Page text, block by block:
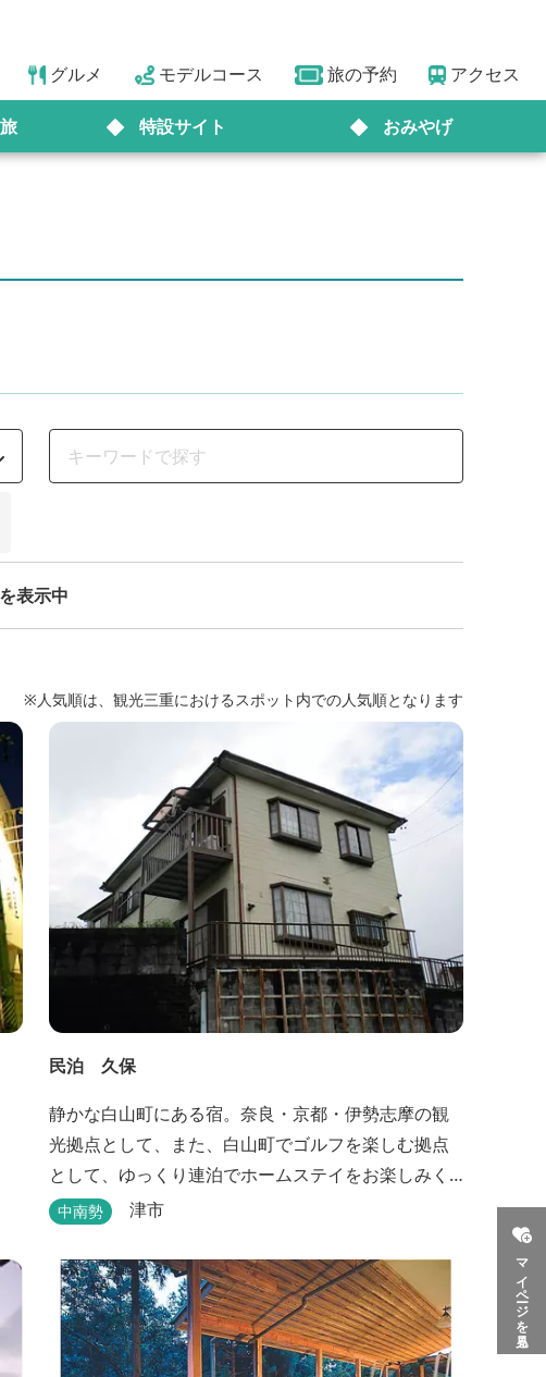
グルメ モデルコース 旅の予約 アクセス
特設サイト おみやげ
マイページを見る
表示中
※人気順は、観光三重におけるスポット内での人気順となります
民泊 久保
静かな白山町にある宿。奈良・京都・伊勢志摩の観
光拠点として、また、白山町でゴルフを楽しむ拠点
として、ゆっくり連泊でホームステイをお楽しみく
ださい。
中南勢 津市